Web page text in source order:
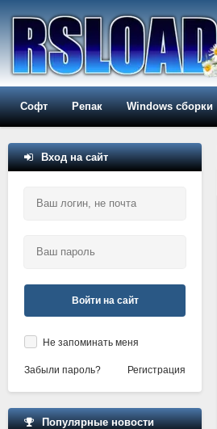
Софт Репак Windows сборки
Вход на сайт
Войти на сайт
Не запоминать меня
Забыли пароль? Регистрация
Популярные новости